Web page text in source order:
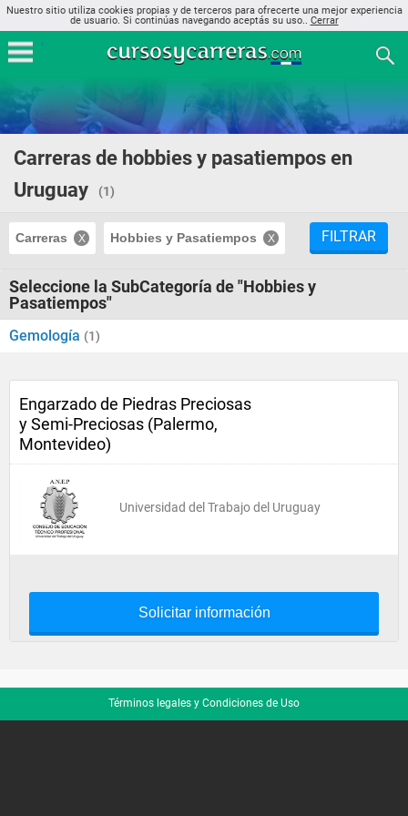
Nuestro sitio utiliza cookies propias y de terceros para ofrecerte una mejor experiencia
de usuario. Si continúas navegando aceptás su uso.. Cerrar
Carreras de hobbies y pasatiempos en
Uruguay
(1)
Carreras Hobbies y Pasatiempos FILTRAR
Seleccione la SubCategoría de "Hobbies y
Pasatiempos"
Gemología (1)
Engarzado de Piedras Preciosas
y Semi-Preciosas (Palermo,
Montevideo)
Universidad del Trabajo del Uruguay
Solicitar información
Términos legales y Condiciones de Uso